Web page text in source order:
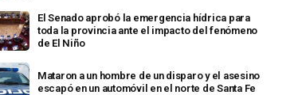
El Senado aprobó la emergencia hídrica para
toda la provincia ante el impacto del fenómeno
de El Niño
Mataron a un hombre de un disparo y el asesino
escapó en un automóvil en el norte de Santa Fe